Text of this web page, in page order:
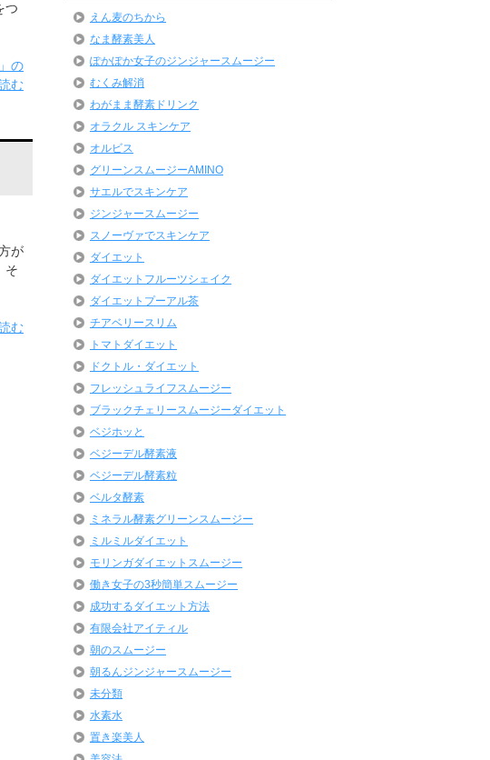
つ
の
む
が
そ
む
えん麦のちから
なま酵素美人
ぽかぽか女子のジンジャースムージー
むくみ解消
わがまま酵素ドリンク
オラクル スキンケア
オルビス
グリーンスムージーAMINO
サエルでスキンケア
ジンジャースムージー
スノーヴァでスキンケア
ダイエット
ダイエットフルーツシェイク
ダイエットプーアル茶
チアベリースリム
トマトダイエット
ドクトル・ダイエット
フレッシュライフスムージー
ブラックチェリースムージーダイエット
ベジホッと
ベジーデル酵素液
ベジーデル酵素粒
ベルタ酵素
ミネラル酵素グリーンスムージー
ミルミルダイエット
モリンガダイエットスムージー
働き女子の3秒簡単スムージー
成功するダイエット方法
有限会社アイティル
朝のスムージー
朝るんジンジャースムージー
未分類
水素水
置き楽美人